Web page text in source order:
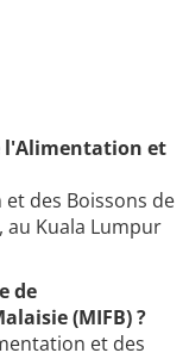
l'Alimentation et
des Boissons de
au Kuala Lumpur
de
(MIFB) ?
et des